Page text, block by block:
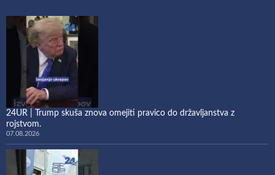
24UR | Trump skuša znova omejiti pravico do državljanstva z
rojstvom.
07.08.2026